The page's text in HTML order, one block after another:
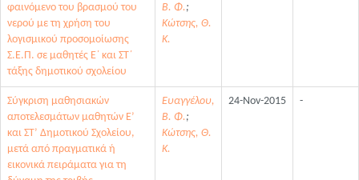
φαινόμενο του βρασμού του
νερού με τη χρήση του
λογισμικού προσομοίωσης
Σ.Ε.Π. σε μαθητές Ε΄ και ΣΤ΄
τάξης δημοτικού σχολείου
Β. Φ.;
Κώτσης, Θ.
Κ.
Σύγκριση μαθησιακών
αποτελεσμάτων μαθητών Ε’
και ΣΤ’ Δημοτικού Σχολείου,
μετά από πραγματικά ή
εικονικά πειράματα για τη
Ευαγγέλου,
Β. Φ.;
Κώτσης, Θ.
Κ.
24-Nov-2015 -